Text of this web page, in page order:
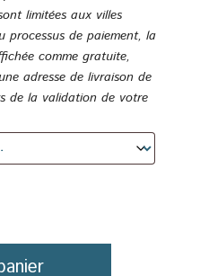
limitées aux villes
processus de paiement, la
comme gratuite,
adresse de livraison de
de la validation de votre